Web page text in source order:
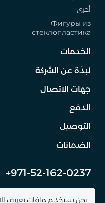
نحن نستخدم ملفات تعريف
أخرى
Фигуры из
стеклопластика
الخدمات
نبذة عن الشركة
جهات الاتصال
الدفع
التوصيل
الضمانات
+971-52-162-0237